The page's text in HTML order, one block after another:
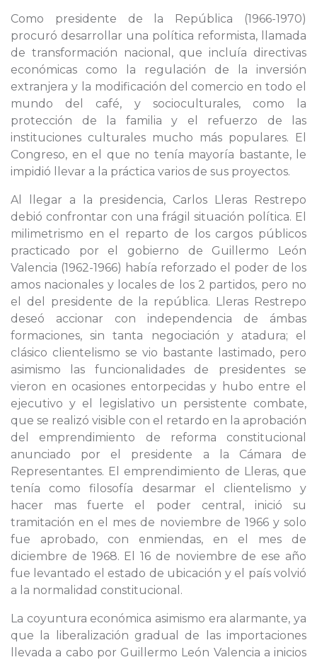
Como presidente de la República (1966-1970)
procuró desarrollar una política reformista, llamada
de transformación nacional, que incluía directivas
económicas como la regulación de la inversión
extranjera y la modificación del comercio en todo el
mundo del café, y socioculturales, como la
protección de la familia y el refuerzo de las
instituciones culturales mucho más populares. El
Congreso, en el que no tenía mayoría bastante, le
impidió llevar a la práctica varios de sus proyectos.
Al llegar a la presidencia, Carlos Lleras Restrepo
debió confrontar con una frágil situación política. El
milimetrismo en el reparto de los cargos públicos
practicado por el gobierno de Guillermo León
Valencia (1962-1966) había reforzado el poder de los
amos nacionales y locales de los 2 partidos, pero no
el del presidente de la república. Lleras Restrepo
deseó accionar con independencia de ámbas
formaciones, sin tanta negociación y atadura; el
clásico clientelismo se vio bastante lastimado, pero
asimismo las funcionalidades de presidentes se
vieron en ocasiones entorpecidas y hubo entre el
ejecutivo y el legislativo un persistente combate,
que se realizó visible con el retardo en la aprobación
del emprendimiento de reforma constitucional
anunciado por el presidente a la Cámara de
Representantes. El emprendimiento de Lleras, que
tenía como filosofía desarmar el clientelismo y
hacer mas fuerte el poder central, inició su
tramitación en el mes de noviembre de 1966 y solo
fue aprobado, con enmiendas, en el mes de
diciembre de 1968. El 16 de noviembre de ese año
fue levantado el estado de ubicación y el país volvió
a la normalidad constitucional.
La coyuntura económica asimismo era alarmante, ya
que la liberalización gradual de las importaciones
llevada a cabo por Guillermo León Valencia a inicios